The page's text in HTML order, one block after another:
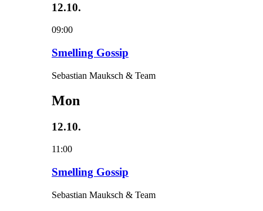
12.10.
09:00
Smelling Gossip
Sebastian Mauksch & Team
Mon
12.10.
11:00
Smelling Gossip
Sebastian Mauksch & Team